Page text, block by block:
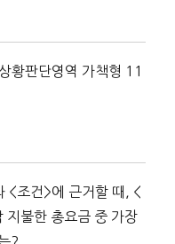
황판단영역 가책형 11
<조건>에 근거할 때, <
불한 총요금 중 가장